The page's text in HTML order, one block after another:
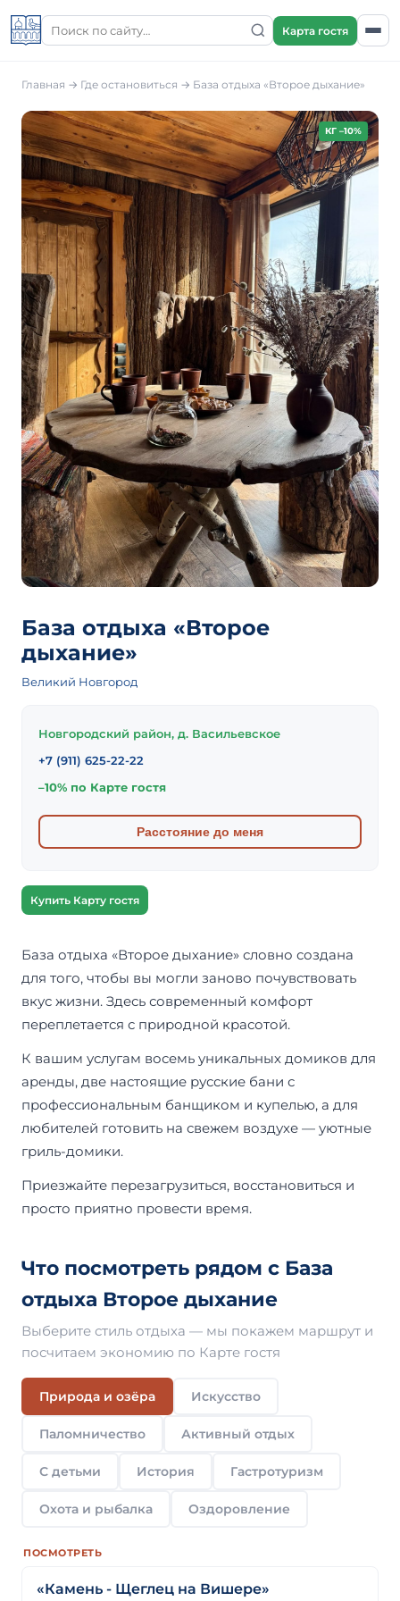
Карта гостя
Главная → Где остановиться → База отдыха «Второе дыхание»
КГ –10%
База отдыха «Второе
дыхание»
Великий Новгород
Новгородский район, д. Васильевское
+7 (911) 625-22-22
–10% по Карте гостя
Расстояние до меня
Купить Карту гостя
База отдыха «Второе дыхание» словно создана
для того, чтобы вы могли заново почувствовать
вкус жизни. Здесь современный комфорт
переплетается с природной красотой.
К вашим услугам восемь уникальных домиков для
аренды, две настоящие русские бани с
профессиональным банщиком и купелью, а для
любителей готовить на свежем воздухе — уютные
гриль-домики.
Приезжайте перезагрузиться, восстановиться и
просто приятно провести время.
Что посмотреть рядом с База
отдыха Второе дыхание
Выберите стиль отдыха — мы покажем маршрут и
посчитаем экономию по Карте гостя
Природа и озёра Искусство
Паломничество Активный отдых
С детьми История Гастротуризм
Охота и рыбалка Оздоровление
ПОСМОТРЕТЬ
«Камень - Щеглец на Вишере»